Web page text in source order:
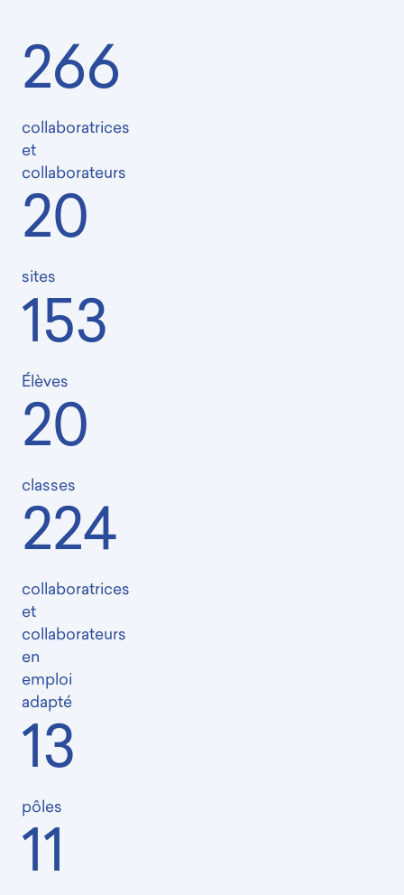
266
collaboratrices
et
collaborateurs
20
sites
153
Élèves
20
classes
224
collaboratrices
et
collaborateurs
en
emploi
adapté
13
pôles
11